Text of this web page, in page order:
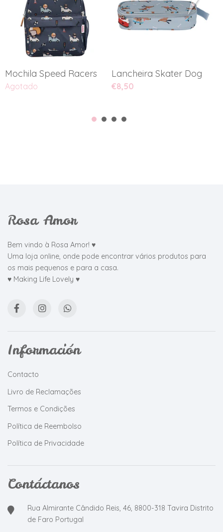
Mochila Speed Racers
Agotado
Lancheira Skater Dog
€8,50
Rosa Amor
Bem vindo à Rosa Amor! ♥
Uma loja online, onde pode encontrar vários produtos para
os mais pequenos e para a casa.
♥ Making Life Lovely ♥
Información
Contacto
Livro de Reclamações
Termos e Condições
Política de Reembolso
Política de Privacidade
Contáctanos
Rua Almirante Cândido Reis, 46, 8800-318 Tavira Distrito
de Faro Portugal